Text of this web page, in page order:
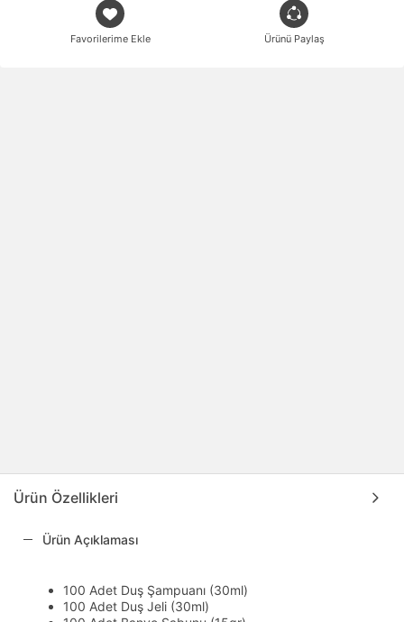
Favorilerime Ekle Ürünü Paylaş
Ürün Özellikleri
Ürün Açıklaması
100 Adet Duş Şampuanı (30ml)
100 Adet Duş Jeli (30ml)